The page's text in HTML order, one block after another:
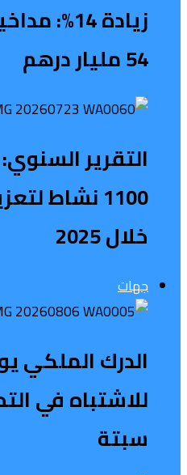
زيادة
54 مليار درهم
التقرير
1100 نشاط
خلال 2025
جهات
الدرك
للاشتباه في
سبتة